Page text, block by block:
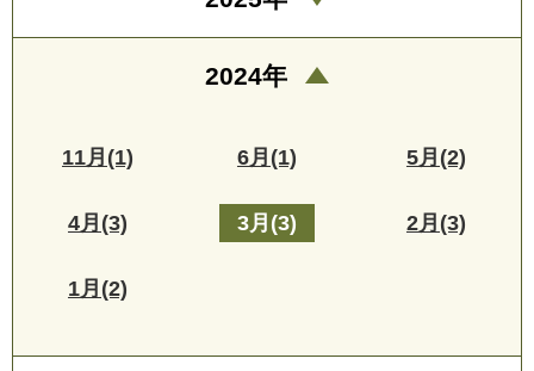
2024年
11月(1) 6月(1) 5月(2)
4月(3) 3月(3) 2月(3)
1月(2)